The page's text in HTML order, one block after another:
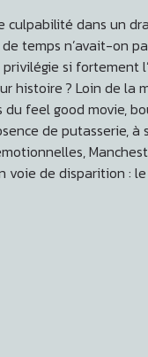
dans un
temps n’avait-on
si fortement
histoire ? Loin de la
feel good movie,
de putasserie, à
voie de disparition :